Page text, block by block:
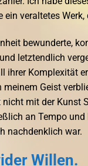
ein veraltetes
bewunderte,
letztendlich
ihrer Komplexität
Geist
mit der Kunst
an Tempo
nachdenklich war.
Willen.